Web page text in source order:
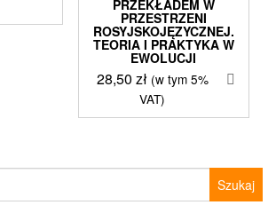
PRZEKŁADEM W
PRZESTRZENI
ROSYJSKOJĘZYCZNEJ.
TEORIA I PRAKTYKA W
EWOLUCJI
28,50 zł (w tym 5%
VAT)